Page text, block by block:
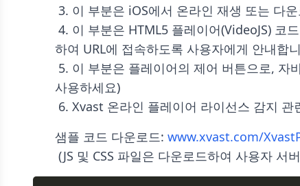
하여 URL에 접속하도록 사용자에게 안내합
사용하세요)
6. Xvast 온라인 플레이어 라이선스 감지 관
샘플 코드 다운로드: www.xvast.com/
(JS 및 CSS 파일은 다운로드하여 사용자 서